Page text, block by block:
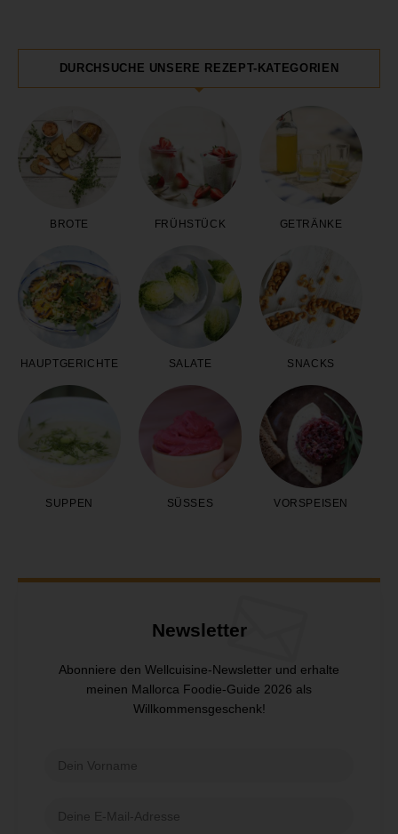
DURCHSUCHE UNSERE REZEPT-KATEGORIEN
BROTE FRÜHSTÜCK GETRÄNKE
HAUPTGERICHTE SALATE SNACKS
SUPPEN SÜSSES VORSPEISEN
Newsletter
Abonniere den Wellcuisine-Newsletter und erhalte
meinen Mallorca Foodie-Guide 2026 als
Willkommensgeschenk!